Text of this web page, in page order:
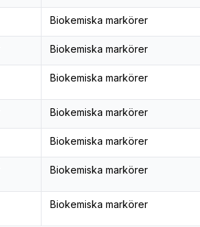
Biokemiska markörer
Biokemiska markörer
Biokemiska markörer
Biokemiska markörer
Biokemiska markörer
Biokemiska markörer
Biokemiska markörer